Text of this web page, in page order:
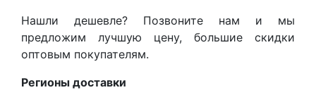
Нашли дешевле? Позвоните нам и мы
предложим лучшую цену, большие скидки
оптовым покупателям.
Регионы доставки